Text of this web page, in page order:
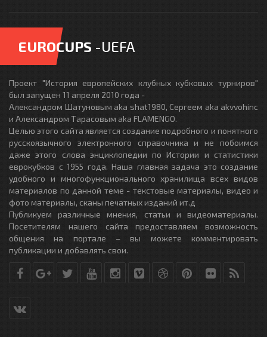
EUROCUPS -UEFA
Проект "История европейских клубных кубковых турниров"
был запущен 11 апреля 2010 года -
Александром Шатуновым aka shat1980, Сергеем aka akvvohinc
и Александром Тарасовым aka FLAMENGO.
Целью этого сайта является создание подробного и понятного
русскоязычного электронного справочника и не побоимся
даже этого слова энциклопедии по Истории и статистики
еврокубков с 1955 года. Наша главная задача это создание
удобного и многофункционального хранилища всех видов
материалов по данной теме - текстовые материалы, видео и
фото материалы, сканы печатных изданий ит.д
Публикуем различные мнения, статьи и видеоматериалы.
Посетителям нашего сайта предоставляем возможность
общения на портале – вы можете комментировать
публикации и добавлять свои.